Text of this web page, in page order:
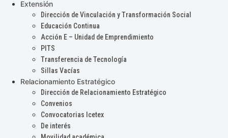
Extensión
Dirección de Vinculación y Transformación Social
Educación Continua
Acción E – Unidad de Emprendimiento
PITS
Transferencia de Tecnología
Sillas Vacías
Relacionamiento Estratégico
Dirección de Relacionamiento Estratégico
Convenios
Convocatorias Icetex
De interés